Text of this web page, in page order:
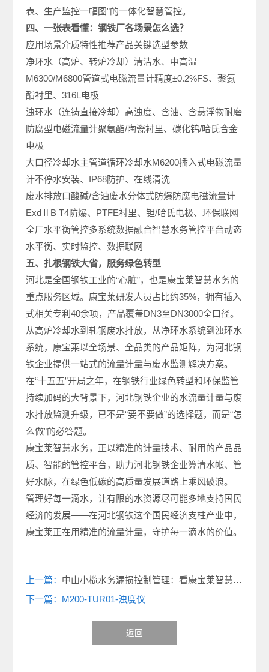
表、生产监控一幅图”的一体化智慧管控。
四、一张表看懂：钢铁厂各场景怎么选？
应用场景介质特性推荐产品关键选型参数
净环水（高炉、转炉冷却）清洁水、中高温
M6300/M6800管道式电磁流量计精度±0.2%FS、聚氨
酯衬里、316L电极
浊环水（连铸直接冷却）高浊度、含油、含悬浮物耐磨
防腐型电磁流量计聚氨酯/陶瓷衬里、碳化钨/哈氏合金
电极
大口径冷却水主管道循环冷却水M6200插入式电磁流量
计不停水安装、IP68防护、在线清洗
废水排放口酸碱/含油废水分体式防爆防腐电磁流量计
ExdⅡB T4防爆、PTFE衬里、钽/哈氏电极、环保联网
全厂水平衡管控多系统数据融合智慧水务管控平台动态
水平衡、实时监控、数据联网
五、扎根钢铁大省，服务绿色转型
河北是全国钢铁工业的“心脏”，也是康宝莱智慧水务的
重点服务区域。康宝莱研发人员占比约35%，拥有插入
式相关专利40余项，产品覆盖DN3至DN3000全口径。
从高炉冷却水到轧钢废水排放，从净环水系统到浊环水
系统，康宝莱以全场景、全品类的产品矩阵，为河北钢
铁企业提供一站式的流量计量与废水监测解决方案。
在“十五五”开局之年，在钢铁行业绿色转型和环保监管
持续加码的大背景下，河北钢铁企业的水流量计量与废
水排放监测升级，已不是“要不要做”的选择题，而是“怎
么做”的必答题。
康宝莱智慧水务，正以精准的计量技术、耐用的产品品
质、智能的管控平台，助力河北钢铁企业算清水帐、管
好水脉，在绿色低碳的高质量发展道路上乘风破浪。
管理好每一滴水，让有限的水资源尽可能多地支持国民
经济的发展——在河北钢铁这个国民经济支柱产业中，
康宝莱正在用精准的流量计量，守护每一滴水的价值。
上一篇： 中山小榄水务漏损控制管理：看康宝莱智慧水务如何破局
下一篇：M200-TUR01-浊度仪
返回